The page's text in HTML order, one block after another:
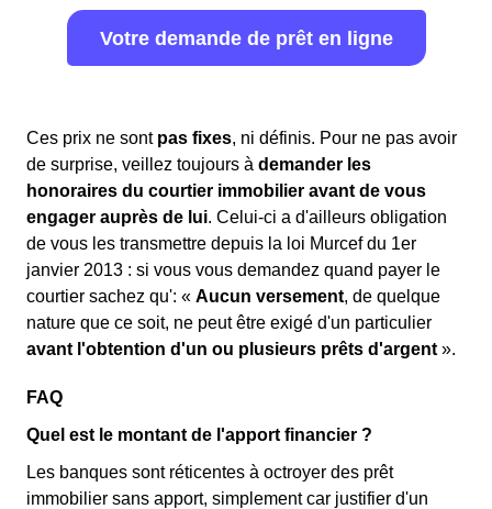
Votre demande de prêt en ligne
Ces prix ne sont pas fixes, ni définis. Pour ne pas avoir
de surprise, veillez toujours à demander les
honoraires du courtier immobilier avant de vous
engager auprès de lui. Celui-ci a d'ailleurs obligation
de vous les transmettre depuis la loi Murcef du 1er
janvier 2013 : si vous vous demandez quand payer le
courtier sachez qu': « Aucun versement, de quelque
nature que ce soit, ne peut être exigé d'un particulier
avant l'obtention d'un ou plusieurs prêts d'argent ».
FAQ
Quel est le montant de l'apport financier ?
Les banques sont réticentes à octroyer des prêt
immobilier sans apport, simplement car justifier d'un